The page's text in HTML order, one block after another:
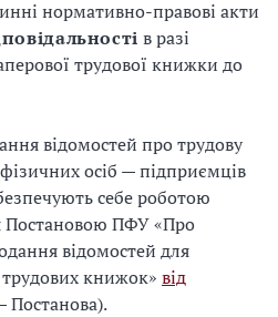
нормативно-правові акти
в разі
трудової книжки до
відомостей про трудову
осіб — підприємців
себе роботою
Постановою ПФУ «Про
відомостей для
книжок» від
Постанова).